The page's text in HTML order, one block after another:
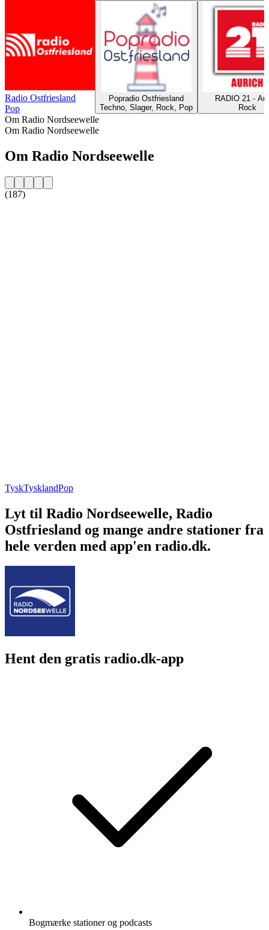
Radio Ostfriesland
Pop
Popradio Ostfriesland
Techno, Slager, Rock, Pop
RADIO 21 -
Rock
Om Radio Nordseewelle
Om Radio Nordseewelle
Om Radio Nordseewelle
(187)
TyskTysklandPop
Lyt til Radio Nordseewelle, Radio
Ostfriesland og mange andre stationer fra
hele verden med app'en radio.dk.
Hent den gratis radio.dk-app
Bogmærke stationer og podcasts